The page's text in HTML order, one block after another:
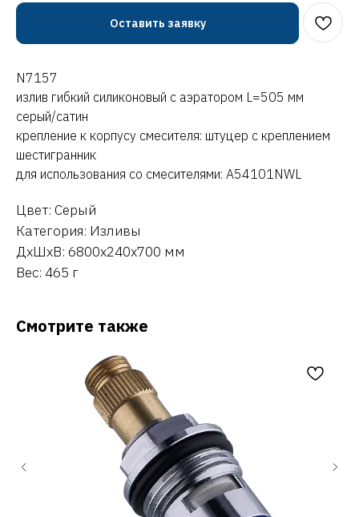
Оставить заявку
N7157
излив гибкий силиконовый с аэратором L=505 мм
серый/сатин
крепление к корпусу смесителя: штуцер с креплением
шестигранник
для использования со смесителями: A54101NWL
Цвет: Серый
Категория: Изливы
ДxШxВ: 6800x240x700 мм
Вес: 465 г
Смотрите также